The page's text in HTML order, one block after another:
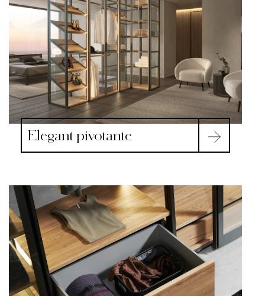
Elegant pivotante